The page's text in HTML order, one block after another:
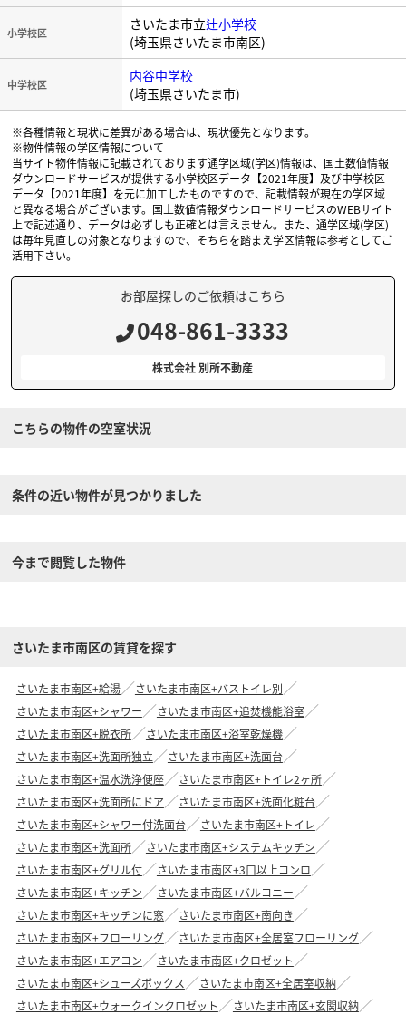
小学校区 さいたま市立辻小学校
(埼玉県さいたま市南区)
中学校区
内谷中学校
(埼玉県さいたま市)
※各種情報と現状に差異がある場合は、現状優先となります。
※物件情報の学区情報について
当サイト物件情報に記載されております通学区域(学区)情報は、国土数値情報
ダウンロードサービスが提供する小学校区データ【2021年度】及び中学校区
データ【2021年度】を元に加工したものですので、記載情報が現在の学区域
と異なる場合がございます。国土数値情報ダウンロードサービスのWEBサイト
上で記述通り、データは必ずしも正確とは言えません。また、通学区域(学区)
は毎年見直しの対象となりますので、そちらを踏まえ学区情報は参考としてご
活用下さい。
お部屋探しのご依頼はこちら
048-861-3333
株式会社 別所不動産
こちらの物件の空室状況
条件の近い物件が見つかりました
今まで閲覧した物件
さいたま市南区の賃貸を探す
さいたま市南区+給湯
さいたま市南区+バストイレ別
さいたま市南区+シャワー
さいたま市南区+追焚機能浴室
さいたま市南区+脱衣所
さいたま市南区+浴室乾燥機
さいたま市南区+洗面所独立
さいたま市南区+洗面台
さいたま市南区+温水洗浄便座
さいたま市南区+トイレ2ヶ所
さいたま市南区+洗面所にドア
さいたま市南区+洗面化粧台
さいたま市南区+シャワー付洗面台
さいたま市南区+トイレ
さいたま市南区+洗面所
さいたま市南区+システムキッチン
さいたま市南区+グリル付
さいたま市南区+3口以上コンロ
さいたま市南区+キッチン
さいたま市南区+バルコニー
さいたま市南区+キッチンに窓
さいたま市南区+南向き
さいたま市南区+フローリング
さいたま市南区+全居室フローリング
さいたま市南区+エアコン
さいたま市南区+クロゼット
さいたま市南区+シューズボックス
さいたま市南区+全居室収納
さいたま市南区+ウォークインクロゼット
さいたま市南区+玄関収納